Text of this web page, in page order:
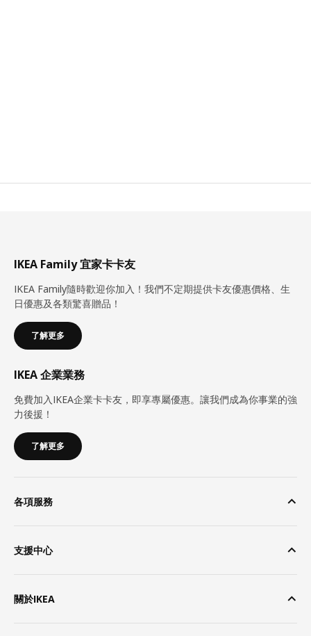
IKEA Family 宜家卡卡友
IKEA Family隨時歡迎你加入！我們不定期提供卡友優惠價格、生
日優惠及各類驚喜贈品！
了解更多
IKEA 企業業務
免費加入IKEA企業卡卡友，即享專屬優惠。讓我們成為你事業的強
力後援！
了解更多
各項服務
支援中心
關於IKEA